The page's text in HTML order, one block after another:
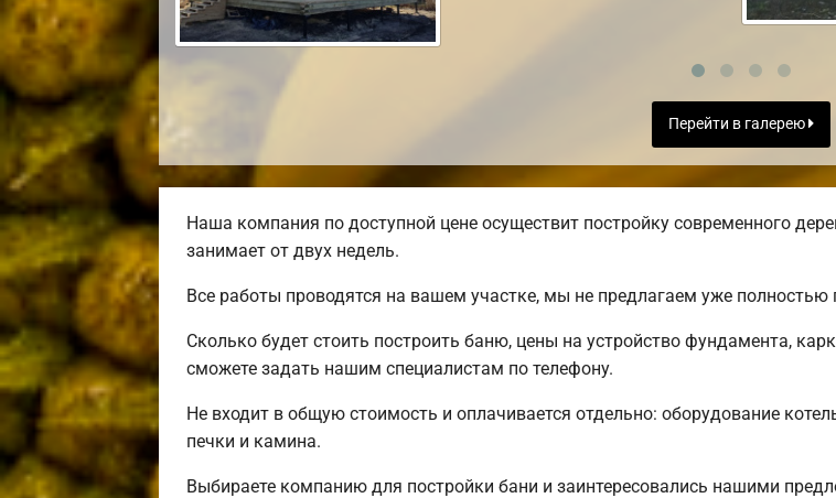
Перейти в галерею
Наша компания по доступной цене осуществит постройку современного
занимает от двух недель.
Все работы проводятся на вашем участке, мы не предлагаем уже
Сколько будет стоить построить баню, цены на устройство фундамента,
сможете задать нашим специалистам по телефону.
Не входит в общую стоимость и оплачивается отдельно: оборудование
печки и камина.
Выбираете компанию для постройки бани и заинтересовались нашими